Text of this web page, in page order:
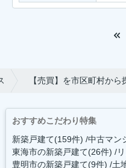
【売買】を市区町村から
おすすめこだわり特集
新築戸建て(159件) 中古マン
東海市の新築戸建て(26件)
豊明市の新築戸建て(9件) 土